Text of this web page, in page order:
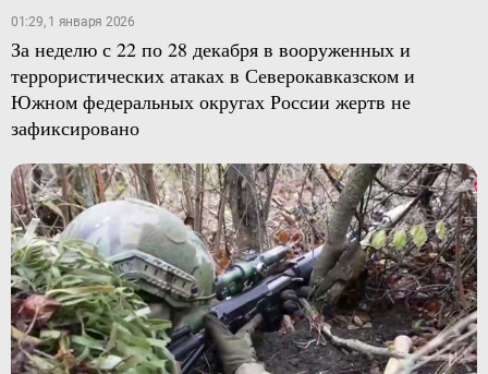
01:29, 1 января 2026
За неделю с 22 по 28 декабря в вооруженных и
террористических атаках в Северокавказском и
Южном федеральных округах России жертв не
зафиксировано